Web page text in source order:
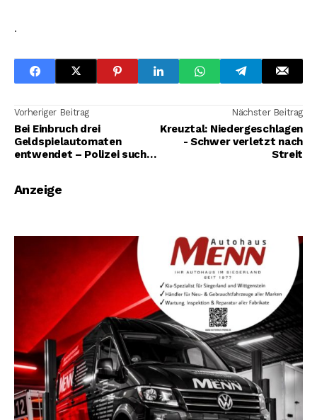
.
Vorheriger Beitrag
Bei Einbruch drei
Geldspielautomaten
entwendet – Polizei sucht
Nächster Beitrag
Kreuztal: Niedergeschlagen
- Schwer verletzt nach
Streit
Anzeige